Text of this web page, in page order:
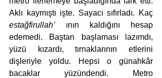
estağfirullah’ ının kaldığını hesap
edemedi. Baştan başlaması lazımdı,
yüzü kızardı, tırnaklarının etlerini
dişleriyle yoldu. Hepsi o günahkâr
bacaklar yüzündendi. Metro